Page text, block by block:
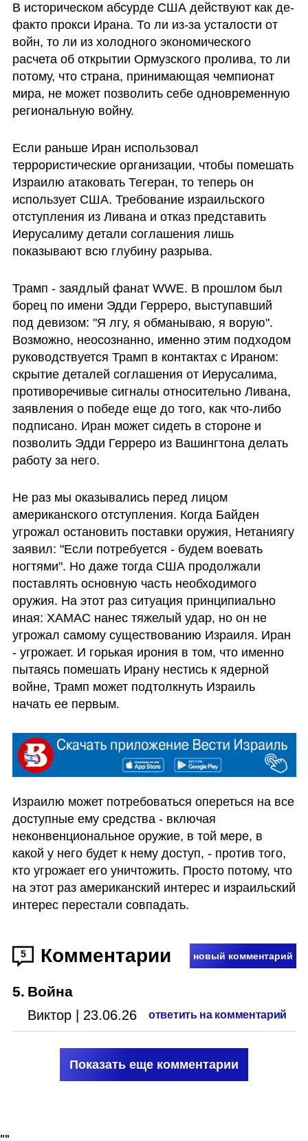
В историческом абсурде США действуют как де-
факто прокси Ирана. То ли из-за усталости от
войн, то ли из холодного экономического
расчета об открытии Ормузского пролива, то ли
потому, что страна, принимающая чемпионат
мира, не может позволить себе одновременную
региональную войну.
Если раньше Иран использовал
террористические организации, чтобы помешать
Израилю атаковать Тегеран, то теперь он
использует США. Требование израильского
отступления из Ливана и отказ представить
Иерусалиму детали соглашения лишь
показывают всю глубину разрыва.
Трамп - заядлый фанат WWE. В прошлом был
борец по имени Эдди Герреро, выступавший
под девизом: "Я лгу, я обманываю, я ворую".
Возможно, неосознанно, именно этим подходом
руководствуется Трамп в контактах с Ираном:
скрытие деталей соглашения от Иерусалима,
противоречивые сигналы относительно Ливана,
заявления о победе еще до того, как что-либо
подписано. Иран может сидеть в стороне и
позволить Эдди Герреро из Вашингтона делать
работу за него.
Не раз мы оказывались перед лицом
американского отступления. Когда Байден
угрожал остановить поставки оружия, Нетаниягу
заявил: "Если потребуется - будем воевать
ногтями". Но даже тогда США продолжали
поставлять основную часть необходимого
оружия. На этот раз ситуация принципиально
иная: ХАМАС нанес тяжелый удар, но он не
угрожал самому существованию Израиля. Иран
- угрожает. И горькая ирония в том, что именно
пытаясь помешать Ирану нестись к ядерной
войне, Трамп может подтолкнуть Израиль
начать ее первым.
Израилю может потребоваться опереться на все
доступные ему средства - включая
неконвенциональное оружие, в той мере, в
какой у него будет к нему доступ, - против того,
кто угрожает его уничтожить. Просто потому, что
на этот раз американский интерес и израильский
интерес перестали совпадать.
5 Комментарии новый комментарий
5. Война
Виктор 23.06.26 ответить на комментарий
Показать еще комментарии